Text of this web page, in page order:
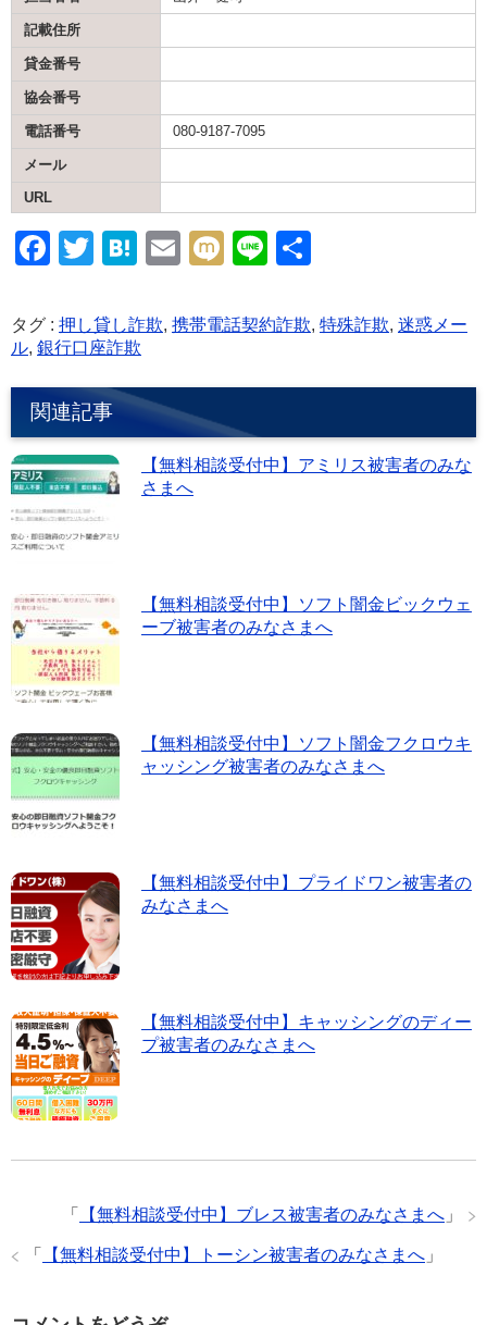
記載住所
貸金番号
協会番号
電話番号 080-9187-7095
メール
URL
F
c
e
b
o
o
k
T
tt
er
H
e
n
a
E
ail
M Li
e
タグ : 押し貸し詐欺, 携帯電話契約詐欺, 特殊詐欺, 迷惑メー
ル, 銀行口座詐欺
関連記事
【無料相談受付中】アミリス被害者のみな
さまへ
【無料相談受付中】ソフト闇金ビックウェ
ーブ被害者のみなさまへ
【無料相談受付中】ソフト闇金フクロウキ
ャッシング被害者のみなさまへ
【無料相談受付中】プライドワン被害者の
みなさまへ
【無料相談受付中】キャッシングのディー
プ被害者のみなさまへ
「 【無料相談受付中】ブレス被害者のみなさまへ 」
「 【無料相談受付中】トーシン被害者のみなさまへ 」